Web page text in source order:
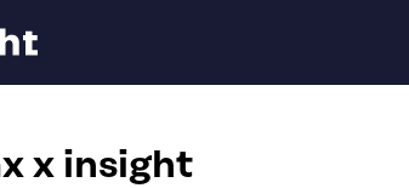
x insight